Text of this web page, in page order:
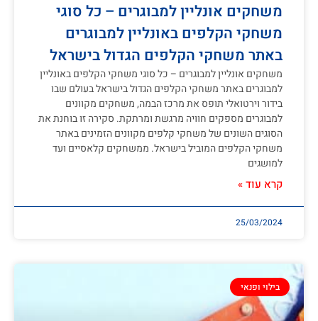
משחקים אונליין למבוגרים – כל סוגי
משחקי הקלפים באונליין למבוגרים
באתר משחקי הקלפים הגדול בישראל
משחקים אונליין למבוגרים – כל סוגי משחקי הקלפים באונליין
למבוגרים באתר משחקי הקלפים הגדול בישראל בעולם שבו
בידור וירטואלי תופס את מרכז הבמה, משחקים מקוונים
למבוגרים מספקים חוויה מרגשת ומרתקת. סקירה זו בוחנת את
הסוגים השונים של משחקי קלפים מקוונים הזמינים באתר
משחקי הקלפים המוביל בישראל. ממשחקים קלאסיים ועד
למושגים
קרא עוד »
25/03/2024
בילוי ופנאי